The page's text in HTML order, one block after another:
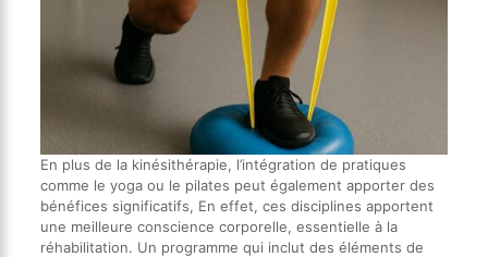
En plus de la kinésithérapie, l’intégration de pratiques
comme le yoga ou le pilates peut également apporter des
bénéfices significatifs, En effet, ces disciplines apportent
une meilleure conscience corporelle, essentielle à la
réhabilitation. Un programme qui inclut des éléments de